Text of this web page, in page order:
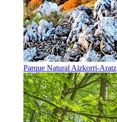
Parque Natural Aizkorri-Aratz